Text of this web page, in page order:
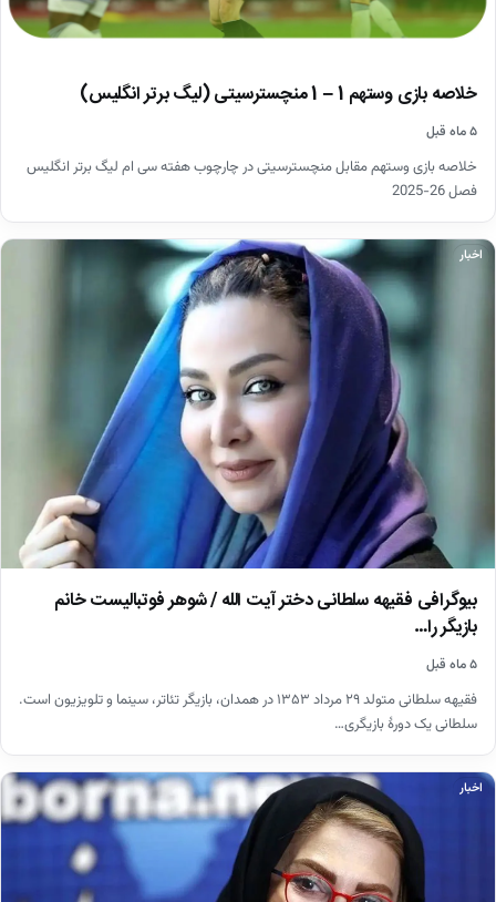
خلاصه بازی وستهم 1 – 1 منچسترسیتی (لیگ برتر انگلیس)
۵ ماه قبل
خلاصه بازی وستهم مقابل منچسترسیتی در چارچوب هفته سی ام لیگ برتر انگلیس
فصل 26-2025
اخبار
بیوگرافی فقیهه سلطانی دختر آیت الله / شوهر فوتبالیست خانم
بازیگر را…
۵ ماه قبل
فقیهه سلطانی متولد ۲۹ مرداد ۱۳۵۳ در همدان، بازیگر تئاتر، سینما و تلویزیون است.
سلطانی یک دورهٔ بازیگری…
اخبار